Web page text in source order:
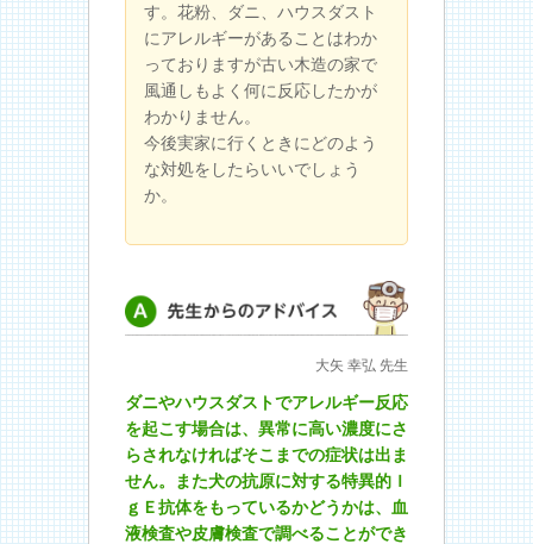
す。花粉、ダニ、ハウスダスト
にアレルギーがあることはわか
っておりますが古い木造の家で
風通しもよく何に反応したかが
わかりません。
今後実家に行くときにどのよう
な対処をしたらいいでしょう
か。
先生からのアドバイス大矢 幸弘 先生
ダニやハウスダストでアレルギー反応
を起こす場合は、異常に高い濃度にさ
らされなければそこまでの症状は出ま
せん。また犬の抗原に対する特異的Ｉ
ｇＥ抗体をもっているかどうかは、血
液検査や皮膚検査で調べることができ